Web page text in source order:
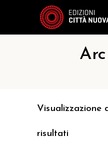
Visualizzazione
risultati